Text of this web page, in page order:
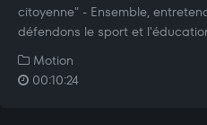
citoyenne" - Ensemble,
défendons le sport et
Motion
00:10:24